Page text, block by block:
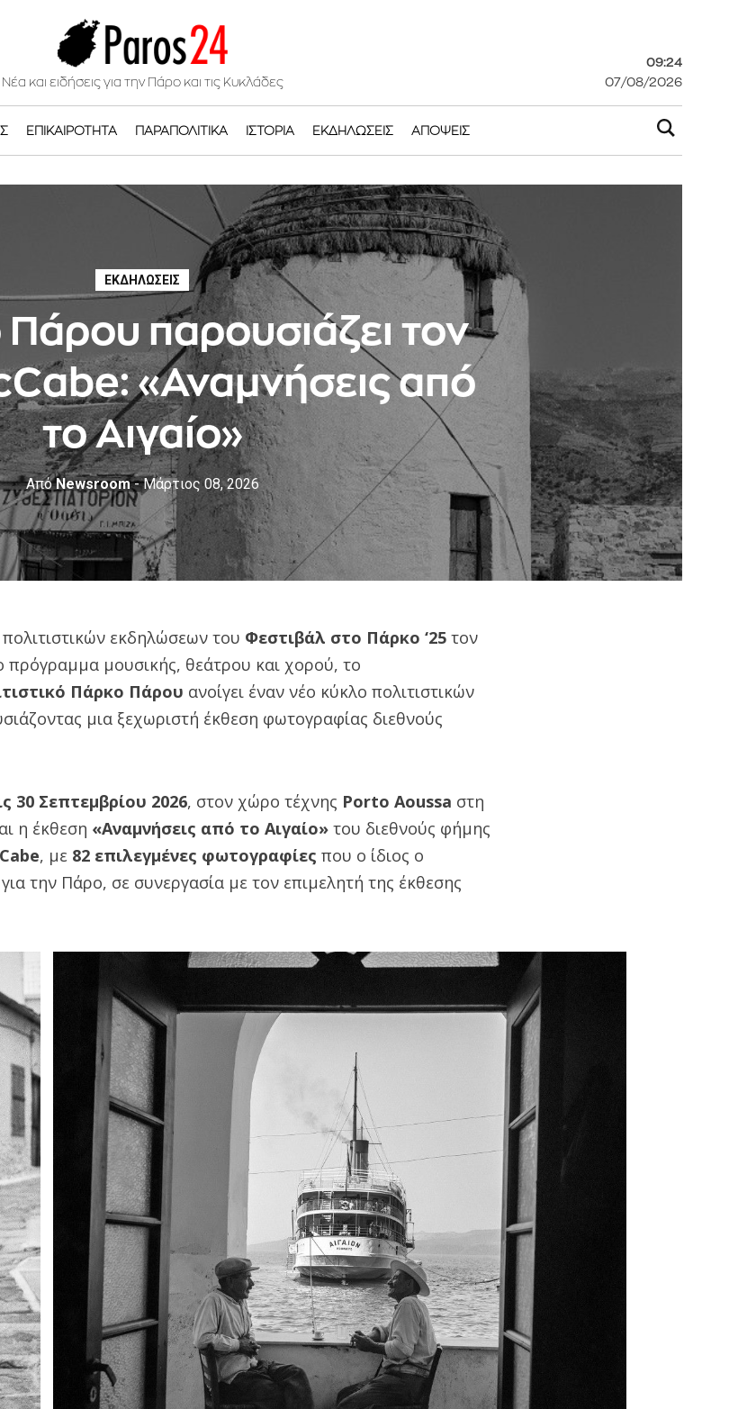
Νέα και ειδήσεις για την Πάρο και τις Κυκλάδες
09:24
07/08/2026
ΕΠΙΚΑΙΡΌΤΗΤΑ ΠΑΡΑΠΟΛΙΤΙΚΆ ΙΣΤΟΡΊΑ ΕΚΔΗΛΏΣΕΙΣ ΑΠΌΨΕΙΣ
ΕΚΔΗΛΏΣΕΙΣ
παρουσιάζει τον
«Αναμνήσεις από
το Αιγαίο»
ΑπόNewsroom - Μάρτιος 08, 2026
εκδηλώσεων του Φεστιβάλ στο Πάρκο ‘25 τον
πρόγραμμα μουσικής, θεάτρου και χορού, το
Πάρκο Πάρου ανοίγει έναν νέο κύκλο πολιτιστικών
μια ξεχωριστή έκθεση φωτογραφίας διεθνούς
30 Σεπτεμβρίου 2026, στον χώρο τέχνης Porto Aoussa στη
η έκθεση «Αναμνήσεις από το Αιγαίο» του διεθνούς φήμης
, με 82 επιλεγμένες φωτογραφίες που ο ίδιος ο
την Πάρο, σε συνεργασία με τον επιμελητή της έκθεσης